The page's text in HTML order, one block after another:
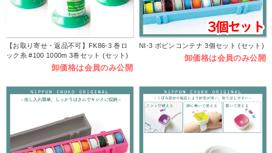
【お取り寄せ・返品不可】FK86-3 巻ロ
ック糸 #100 1000m 3巻セット (セット)
卸価格は会員のみ公開
NI-3 ボビンコンテナ 3個セット (セット)
卸価格は会員のみ公開